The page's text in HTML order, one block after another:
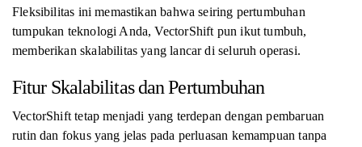
Fleksibilitas ini memastikan bahwa seiring pertumbuhan
tumpukan teknologi Anda, VectorShift pun ikut tumbuh,
memberikan skalabilitas yang lancar di seluruh operasi.
Fitur Skalabilitas dan Pertumbuhan
VectorShift tetap menjadi yang terdepan dengan pembaruan
rutin dan fokus yang jelas pada perluasan kemampuan tanpa